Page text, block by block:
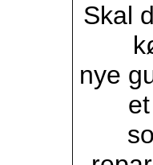
Skal
nye